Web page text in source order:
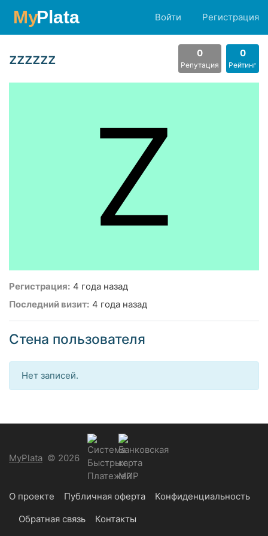
Войти Регистрация
zzzzzz 0
Репутация
0
Рейтинг
Z
Регистрация: 4 года назад
Последний визит: 4 года назад
Стена пользователя
Нет записей.
MyPlata © 2026
О проекте Публичная оферта
Конфиденциальность
Обратная связь
Контакты